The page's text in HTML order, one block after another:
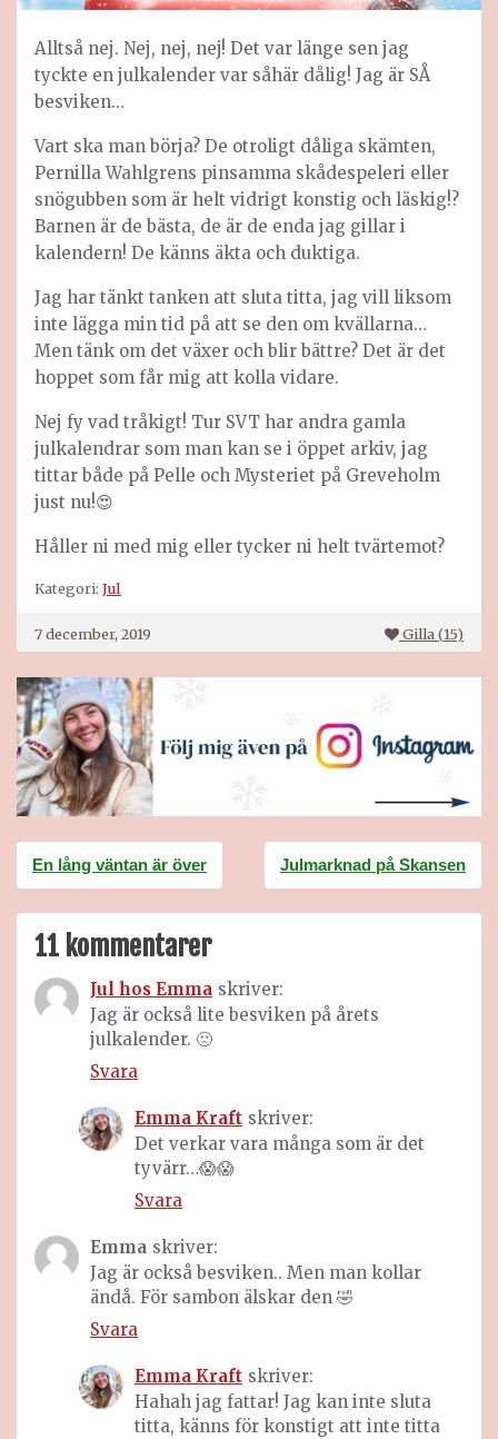
Alltså nej. Nej, nej, nej! Det var länge sen jag
tyckte en julkalender var såhär dålig! Jag är SÅ
besviken…
Vart ska man börja? De otroligt dåliga skämten,
Pernilla Wahlgrens pinsamma skådespeleri eller
snögubben som är helt vidrigt konstig och läskig!?
Barnen är de bästa, de är de enda jag gillar i
kalendern! De känns äkta och duktiga.
Jag har tänkt tanken att sluta titta, jag vill liksom
inte lägga min tid på att se den om kvällarna…
Men tänk om det växer och blir bättre? Det är det
hoppet som får mig att kolla vidare.
Nej fy vad tråkigt! Tur SVT har andra gamla
julkalendrar som man kan se i öppet arkiv, jag
tittar både på Pelle och Mysteriet på Greveholm
just nu!😍
Håller ni med mig eller tycker ni helt tvärtemot?
Kategori: Jul
7 december, 2019 Gilla (15)
Inläggsnavigering
En lång väntan är över Julmarknad på Skansen
11 kommentarer
Jul hos Emma skriver:
Jag är också lite besviken på årets
julkalender. 🙁
Svara
Emma Kraft skriver:
Det verkar vara många som är det
tyvärr…😱😱
Svara
Emma skriver:
Jag är också besviken.. Men man kollar
ändå. För sambon älskar den 🤣
Svara
Emma Kraft skriver:
Hahah jag fattar! Jag kan inte sluta
titta, känns för konstigt att inte titta